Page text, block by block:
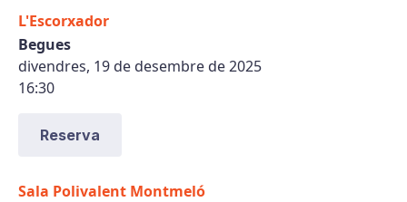
L'Escorxador
Begues
divendres, 19 de desembre de 2025
16:30
Reserva
Sala Polivalent Montmeló